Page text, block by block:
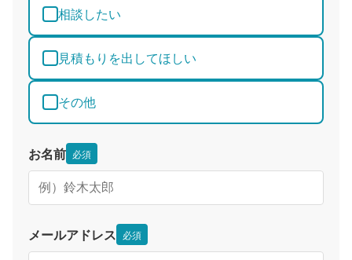
相談したい
見積もりを出してほしい
その他
お名前 必須
メールアドレス 必須